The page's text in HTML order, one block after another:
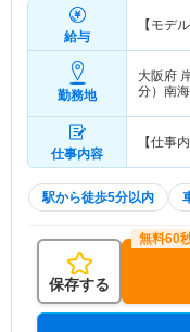
給与
【モデ
勤務地
大阪府
分）南
仕事内容
【仕事
駅から徒歩5分以内
保存する